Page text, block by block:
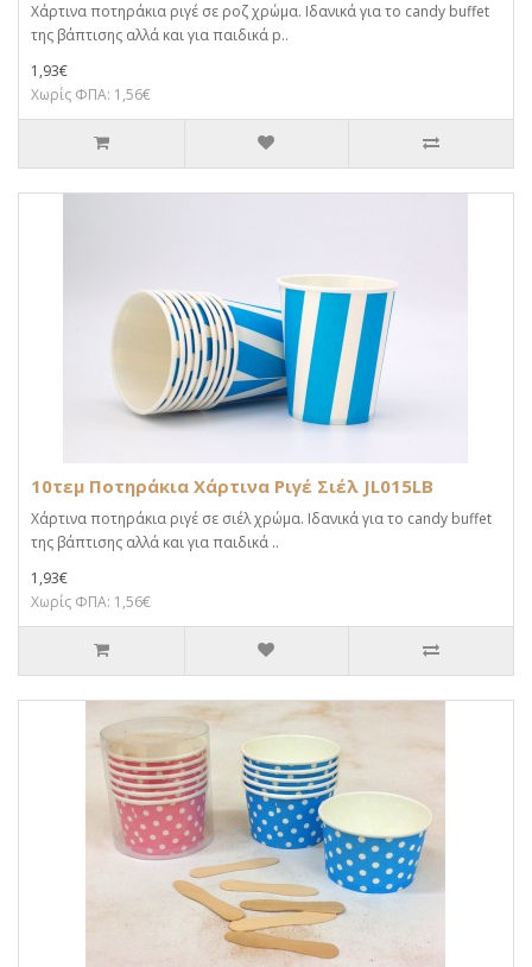
Χάρτινα ποτηράκια ριγέ σε ροζ χρώμα. Ιδανικά για το candy buffet
της βάπτισης αλλά και για παιδικά p..
1,93€
Χωρίς ΦΠΑ: 1,56€
10τεμ Ποτηράκια Χάρτινα Ριγέ Σιέλ JL015LB
Χάρτινα ποτηράκια ριγέ σε σιέλ χρώμα. Ιδανικά για το candy buffet
της βάπτισης αλλά και για παιδικά ..
1,93€
Χωρίς ΦΠΑ: 1,56€